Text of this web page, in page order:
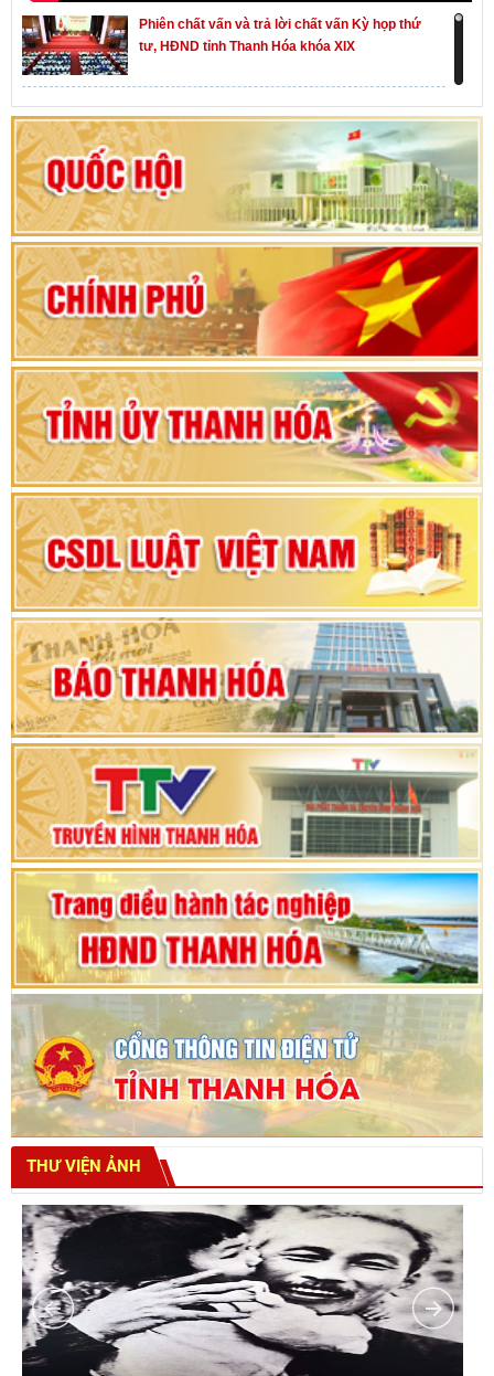
Phiên chất vấn và trả lời chất vấn Kỳ họp thứ
tư, HĐND tỉnh Thanh Hóa khóa XIX
Khai mạc kỳ họp thứ Nhất, Quốc hội khóa XVI
Hướng dẫn quy trình bỏ phiếu bầu cử ĐBQH
khoá XVI và đại biểu HĐND các cấp nhiệm kỳ
2026-2031
80 năm Quốc hội Việt Nam: vì lợi ích Nhân dân,
vì sự phát triển của đất nước
Bộ Chính trị duyệt nội dung Đại hội đại biểu
Đảng bộ tỉnh Thanh Hóa lần thứ XX, nhiệm kỳ
2025 - 2030
Đại hội đại biểu Đảng bộ xã Yên Thọ lần thứ I,
nhiệm kỳ 2025 – 2030
Đại hội Đảng bộ xã Yên Ninh lần thứ nhất,
nhiệm kỳ 2025 - 2030
Khai mạc Kỳ họp bất thường lần thứ 9, Quốc
hội khóa XV
Phiên thảo luận Kỳ họp thứ 24, HĐND tỉnh
Thanh Hóa khóa XVIII, nhiệm kỳ 2021 - 2026
Bế mạc Kỳ họp thứ hai bốn, Hội đồng nhân dân
tỉnh khoá XVIII
THƯ VIỆN ẢNH